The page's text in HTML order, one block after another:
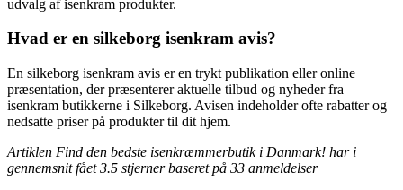
udvalg af isenkram produkter.
Hvad er en silkeborg isenkram avis?
En silkeborg isenkram avis er en trykt publikation eller online
præsentation, der præsenterer aktuelle tilbud og nyheder fra
isenkram butikkerne i Silkeborg. Avisen indeholder ofte rabatter og
nedsatte priser på produkter til dit hjem.
Artiklen Find den bedste isenkræmmerbutik i Danmark! har i
gennemsnit fået3.5 stjerner baseret på 33 anmeldelser